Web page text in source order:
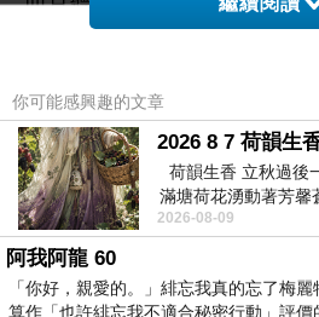
杜塞爾多夫日航飯店 (Hotel
的介紹在下面
如果有興趣到這附近玩的，
你可能感興趣的文章
2026 8 7 荷韻生
荷韻生香 立秋過後
滿塘荷花湧動著芳馨
幽泉中復有蛙鳴嘓嘓
2026-08-09
阿我阿龍 60
「你好，親愛的。」緋忘我真的忘了梅
算作「也許緋忘我不適合秘密行動」評價